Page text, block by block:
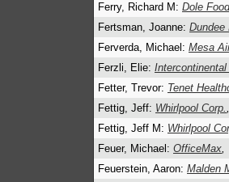
Ferry, Richard M: Dole
Fertsman, Joanne: Dundee
Ferverda, Michael: Mesa
Ferzli, Elie:
Fetter, Trevor: Tenet
Fettig, Jeff: Whirlpool Corp.,
Fettig, Jeff M: Whirlpool
Feuer, Michael: OfficeMax,
Feuerstein, Aaron: Malden